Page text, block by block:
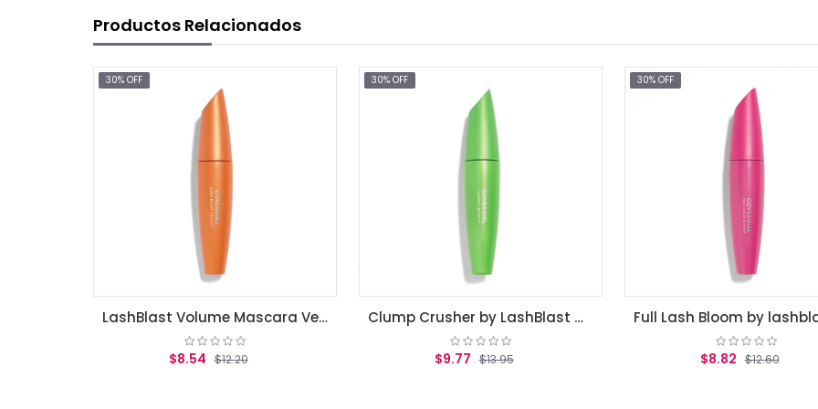
Productos Relacionados
30% OFF
LashBlast Volume Mascara Very Black .44 fl oz (13.1 ml)
$8.54 $12.20
30% OFF
Clump Crusher by LashBlast Mascara Very Black .44 fl oz (13.1 ml)
$9.77 $13.95
30% OFF
$8.82 $12.60